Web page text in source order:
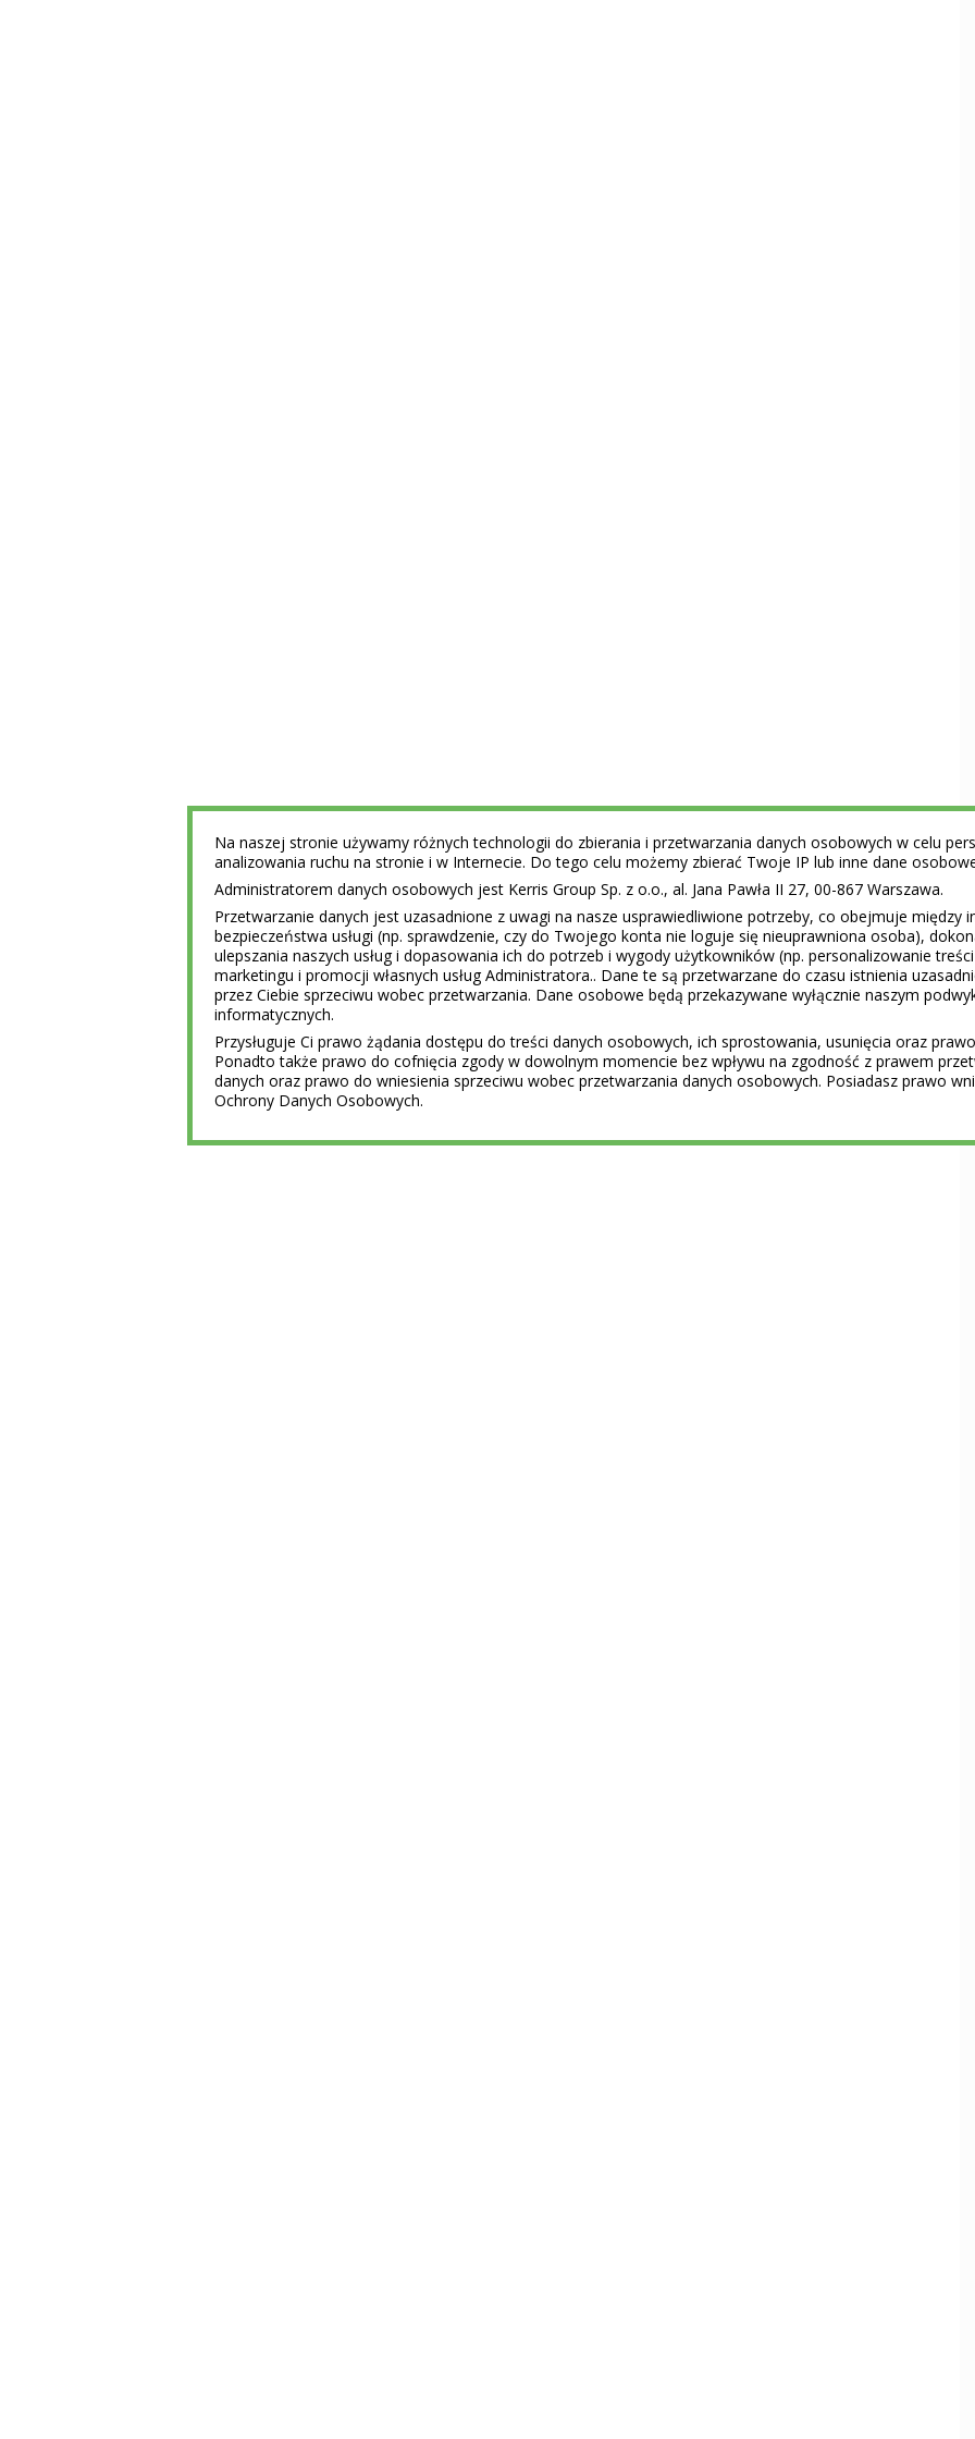
Na naszej stronie używamy różnych technologii do zbierania i przetwarzania danych osobowych w celu
analizowania ruchu na stronie i w Internecie. Do tego celu możemy zbierać Twoje IP lub inne dane
Administratorem danych osobowych jest Kerris Group Sp. z o.o., al. Jana Pawła II 27, 00-867 Warszawa.
Przetwarzanie danych jest uzasadnione z uwagi na nasze usprawiedliwione potrzeby, co obejmuje między
bezpieczeństwa usługi (np. sprawdzenie, czy do Twojego konta nie loguje się nieuprawniona osoba),
ulepszania naszych usług i dopasowania ich do potrzeb i wygody użytkowników (np. personalizowanie
marketingu i promocji własnych usług Administratora.. Dane te są przetwarzane do czasu istnienia
przez Ciebie sprzeciwu wobec przetwarzania. Dane osobowe będą przekazywane wyłącznie naszym
informatycznych.
Przysługuje Ci prawo żądania dostępu do treści danych osobowych, ich sprostowania, usunięcia oraz
Ponadto także prawo do cofnięcia zgody w dowolnym momencie bez wpływu na zgodność z prawem
danych oraz prawo do wniesienia sprzeciwu wobec przetwarzania danych osobowych. Posiadasz prawo
Ochrony Danych Osobowych.